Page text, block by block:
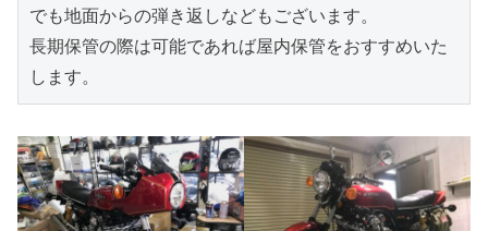
でも地面からの弾き返しなどもございます。
長期保管の際は可能であれば屋内保管をおすすめいた
します。